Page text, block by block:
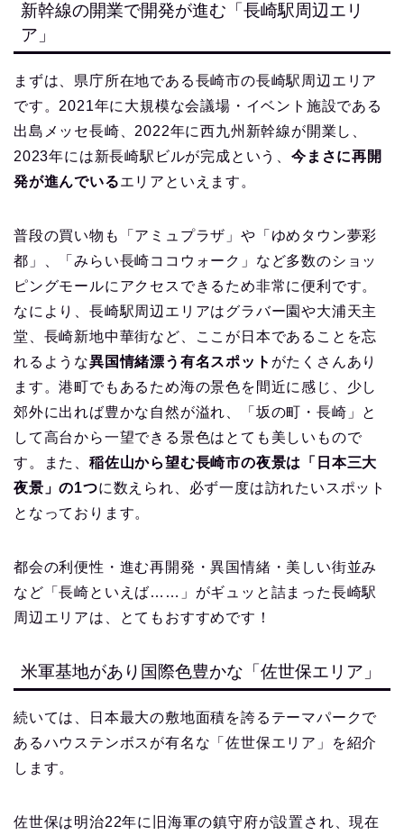
新幹線の開業で開発が進む「長崎駅周辺エリ
ア」
まずは、県庁所在地である長崎市の長崎駅周辺エリア
です。2021年に大規模な会議場・イベント施設である
出島メッセ長崎、2022年に西九州新幹線が開業し、
2023年には新長崎駅ビルが完成という、 今まさに再開
発が進んでいるエリアといえます。
普段の買い物も「アミュプラザ」や「ゆめタウン夢彩
都」、「みらい長崎ココウォーク」など多数のショッ
ピングモールにアクセスできるため非常に便利です。
なにより、長崎駅周辺エリアはグラバー園や大浦天主
堂、長崎新地中華街など、ここが日本であることを忘
れるような異国情緒漂う有名スポット がたくさんあり
ます。港町でもあるため海の景色を間近に感じ、少し
郊外に出れば豊かな自然が溢れ、「坂の町・長崎」と
して高台から一望できる景色はとても美しいもので
す。また、 稲佐山から望む長崎市の夜景は「日本三大
夜景」の1つに数えられ、必ず一度は訪れたいスポット
となっております。
都会の利便性・進む再開発・異国情緒・美しい街並み
など「長崎といえば……」がギュッと詰まった長崎駅
周辺エリアは、とてもおすすめです！
米軍基地があり国際色豊かな「佐世保エリア」
続いては、日本最大の敷地面積を誇るテーマパークで
あるハウステンボスが有名な「佐世保エリア」を紹介
します。
佐世保は明治22年に旧海軍の鎮守府が設置され、現在